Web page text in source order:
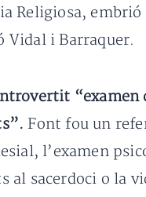
Religiosa, embrió
Vidal i Barraquer.
“examen
Font fou un
l’examen
al sacerdoci o la